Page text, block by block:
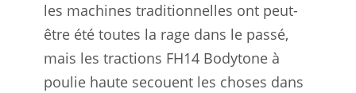
les machines traditionnelles ont peut-
être été toutes la rage dans le passé,
mais les tractions FH14 Bodytone à
poulie haute secouent les choses dans